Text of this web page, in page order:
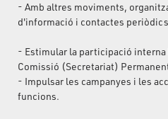
- Amb altres moviments,
d'informació i contactes
- Estimular la participació
Comissió (Secretariat)
- Impulsar les campanyes i les
funcions.